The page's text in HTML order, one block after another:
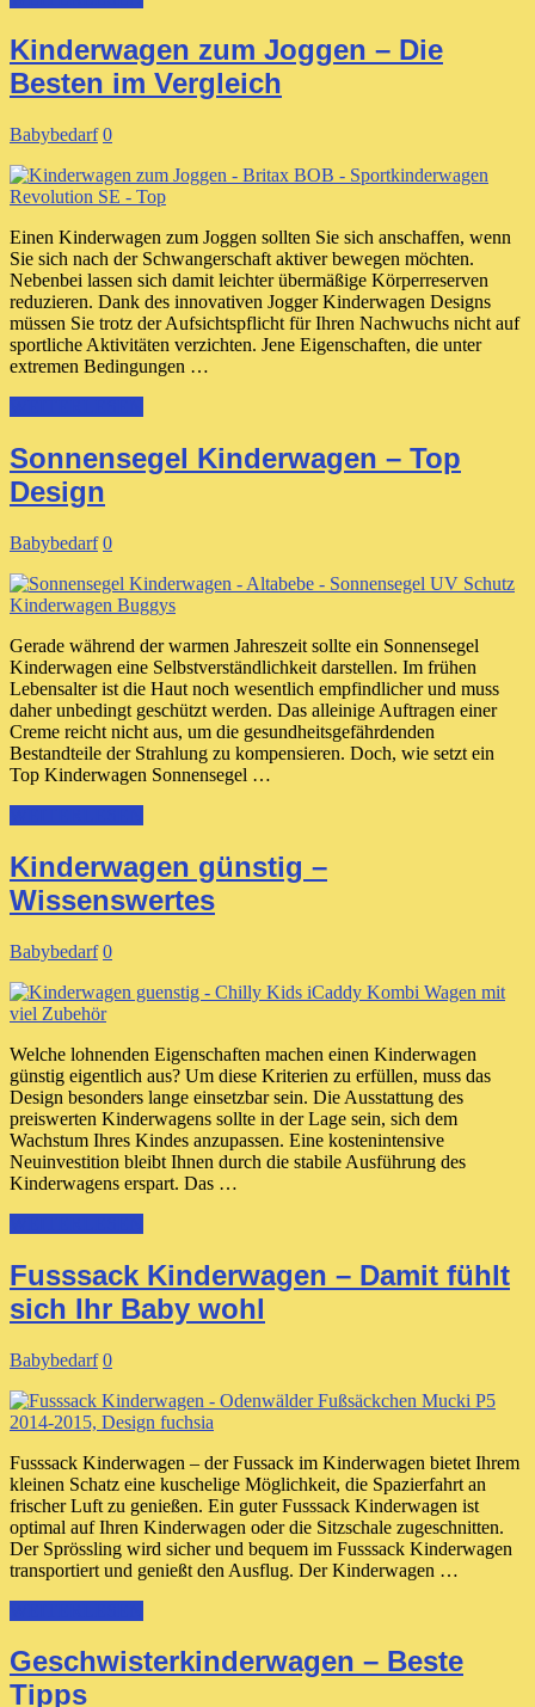
Kinderwagen zum Joggen – Die
Besten im Vergleich
Babybedarf 0
Einen Kinderwagen zum Joggen sollten Sie sich anschaffen, wenn
Sie sich nach der Schwangerschaft aktiver bewegen möchten.
Nebenbei lassen sich damit leichter übermäßige Körperreserven
reduzieren. Dank des innovativen Jogger Kinderwagen Designs
müssen Sie trotz der Aufsichtspflicht für Ihren Nachwuchs nicht auf
sportliche Aktivitäten verzichten. Jene Eigenschaften, die unter
extremen Bedingungen …
Sonnensegel Kinderwagen – Top
Design
Babybedarf 0
Gerade während der warmen Jahreszeit sollte ein Sonnensegel
Kinderwagen eine Selbstverständlichkeit darstellen. Im frühen
Lebensalter ist die Haut noch wesentlich empfindlicher und muss
daher unbedingt geschützt werden. Das alleinige Auftragen einer
Creme reicht nicht aus, um die gesundheitsgefährdenden
Bestandteile der Strahlung zu kompensieren. Doch, wie setzt ein
Top Kinderwagen Sonnensegel …
Kinderwagen günstig –
Wissenswertes
Babybedarf 0
Welche lohnenden Eigenschaften machen einen Kinderwagen
günstig eigentlich aus? Um diese Kriterien zu erfüllen, muss das
Design besonders lange einsetzbar sein. Die Ausstattung des
preiswerten Kinderwagens sollte in der Lage sein, sich dem
Wachstum Ihres Kindes anzupassen. Eine kostenintensive
Neuinvestition bleibt Ihnen durch die stabile Ausführung des
Kinderwagens erspart. Das …
Fusssack Kinderwagen – Damit fühlt
sich Ihr Baby wohl
Babybedarf 0
Fusssack Kinderwagen – der Fussack im Kinderwagen bietet Ihrem
kleinen Schatz eine kuschelige Möglichkeit, die Spazierfahrt an
frischer Luft zu genießen. Ein guter Fusssack Kinderwagen ist
optimal auf Ihren Kinderwagen oder die Sitzschale zugeschnitten.
Der Sprössling wird sicher und bequem im Fusssack Kinderwagen
transportiert und genießt den Ausflug. Der Kinderwagen …
Geschwisterkinderwagen – Beste
Tipps